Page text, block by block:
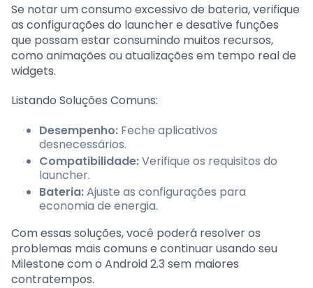
Se notar um consumo excessivo de bateria, verifique
as configurações do launcher e desative funções
que possam estar consumindo muitos recursos,
como animações ou atualizações em tempo real de
widgets.
Listando Soluções Comuns:
Desempenho: Feche aplicativos
desnecessários.
Compatibilidade:Verifique os requisitos do
launcher.
Bateria:Ajuste as configurações para
economia de energia.
Com essas soluções, você poderá resolver os
problemas mais comuns e continuar usando seu
Milestone com o Android 2.3 sem maiores
contratempos.